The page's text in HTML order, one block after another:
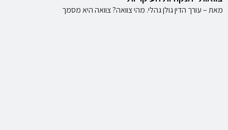
מאת – עורך הדין גולן גהלי. מהי צוואה? צוואה היא מסמך